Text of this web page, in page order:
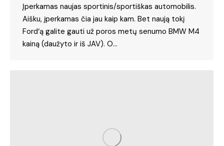
Įperkamas naujas sportinis/sportiškas automobilis.
Aišku, įperkamas čia jau kaip kam. Bet naują tokį
Ford‘ą galite gauti už poros metų senumo BMW M4
kainą (daužyto ir iš JAV). O…